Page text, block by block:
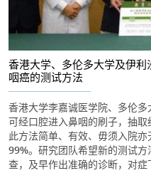
香港大学、多伦多大学及伊
咽癌的测试方法
香港大学李嘉诚医学院、多伦
可经口腔进入鼻咽的刷子，抽取
此方法简单、有效、毋须入院
99%。研究团队希望新的测试
查，及早作出准确的诊断，对症